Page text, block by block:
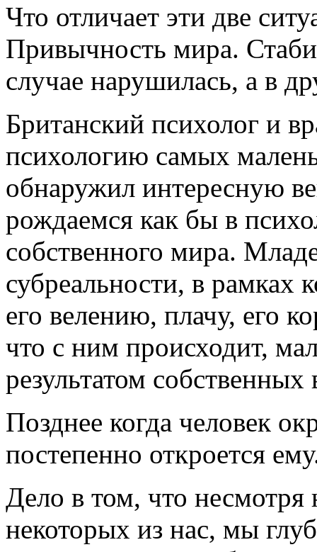
Что отличает эти две
Привычность мира.
случае нарушилась, а в
Британский психолог и
психологию самых
обнаружил интересную
рождаемся как бы в
собственного мира.
субреальности, в рамках
его велению, плачу, его
что с ним происходит,
результатом
Позднее когда человек
постепенно откроется
Дело в том, что несмотря
некоторых из нас, мы